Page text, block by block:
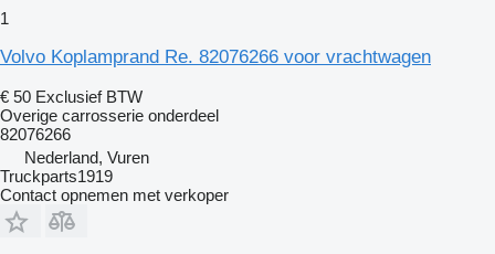
1
Volvo Koplamprand Re. 82076266 voor vrachtwagen
€ 50 Exclusief BTW
Overige carrosserie onderdeel
82076266
Nederland, Vuren
Truckparts1919
Contact opnemen met verkoper